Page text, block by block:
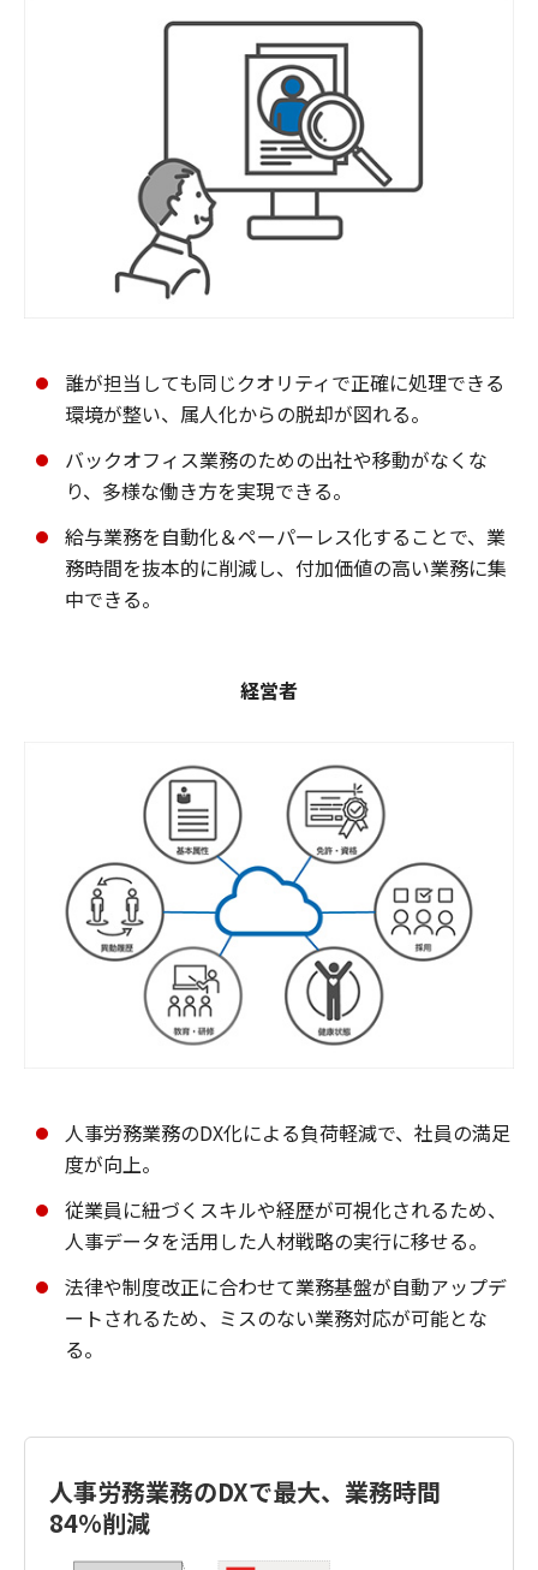
誰が担当しても同じクオリティで正確に処理できる
環境が整い、属人化からの脱却が図れる。
バックオフィス業務のための出社や移動がなくな
り、多様な働き方を実現できる。
給与業務を自動化＆ペーパーレス化することで、業
務時間を抜本的に削減し、付加価値の高い業務に集
中できる。
経営者
人事労務業務のDX化による負荷軽減で、社員の満足
度が向上。
従業員に紐づくスキルや経歴が可視化されるため、
人事データを活用した人材戦略の実行に移せる。
法律や制度改正に合わせて業務基盤が自動アップデ
ートされるため、ミスのない業務対応が可能とな
る。
人事労務業務のDXで最大、業務時間
84%削減